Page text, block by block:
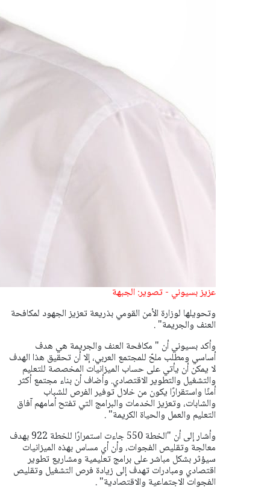
عزيز بسيوني - تصوير: الجبهة
وتحويلها لوزارة الأمن القومي بذريعة تعزيز الجهود لمكافحة
العنف والجريمة" .
وأكد بسيوني أن " مكافحة العنف والجريمة هي هدف
أساسي ومطلب ملحّ للمجتمع العربي، إلا أن تحقيق هذا الهدف
لا يمكن أن يأتي على حساب الميزانيات المخصصة للتعليم
والتشغيل والتطوير الاقتصادي. وأضاف أن بناء مجتمع أكثر
أمنًا واستقرارًا يكون من خلال توفير الفرص للشباب
والشابات، وتعزيز الخدمات والبرامج التي تفتح أمامهم آفاق
التعليم والعمل والحياة الكريمة" .
وأشار إلى أن "الخطة 550 جاءت استمرارًا للخطة 922 بهدف
معالجة وتقليص الفجوات، وأن أي مساس بهذه الميزانيات
سيؤثر بشكل مباشر على برامج تعليمية ومشاريع تطوير
اقتصادي ومبادرات تهدف إلى زيادة فرص التشغيل وتقليص
الفجوات الاجتماعية والاقتصادية" .